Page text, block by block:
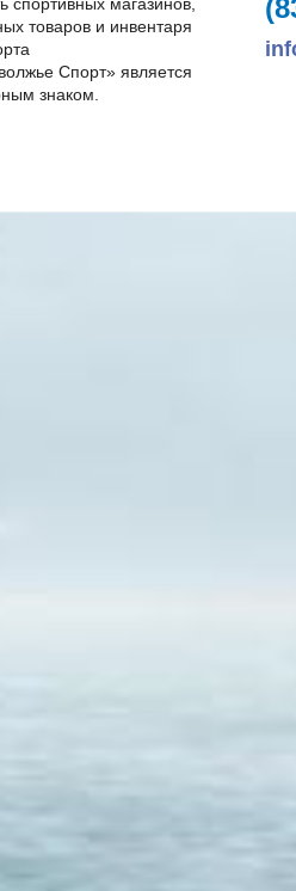
товаров и инвентаря
Спорт» является
знаком.